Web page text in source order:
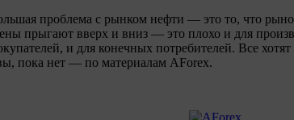
проблема с рынком нефти — это то, что
прыгают вверх и вниз — это плохо и для
и для конечных потребителей. Все
пока нет — по материалам AForex.